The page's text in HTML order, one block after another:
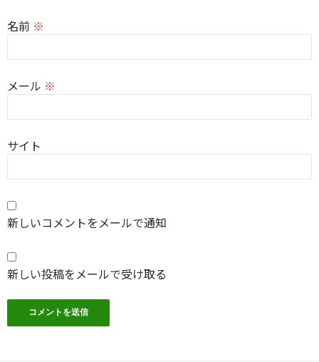
名前 ※
メール ※
サイト
新しいコメントをメールで通知
新しい投稿をメールで受け取る